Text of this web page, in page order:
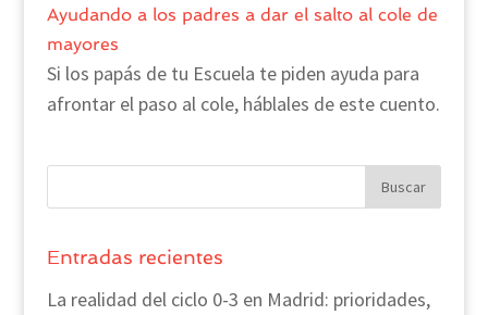
Ayudando a los padres a dar el salto al cole de
mayores
Si los papás de tu Escuela te piden ayuda para
afrontar el paso al cole, háblales de este cuento.
Entradas recientes
La realidad del ciclo 0-3 en Madrid: prioridades,